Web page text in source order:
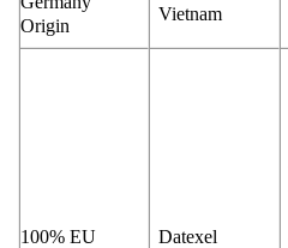
Origin
Vietnam
100% EU
Datexel